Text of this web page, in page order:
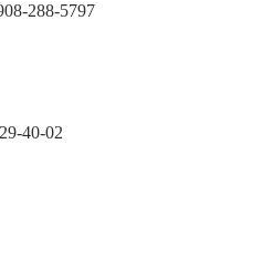
288-5797
40-02